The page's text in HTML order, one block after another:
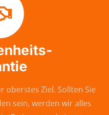
oberstes Ziel. Sollten Sie
sein, werden wir alles